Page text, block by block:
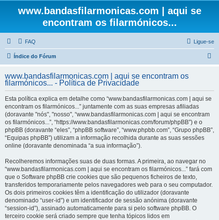
www.bandasfilarmonicas.com | aqui se
encontram os filarmónicos...
FAQ Ligue-se
Índice do Fórum
q
www.bandasfilarmonicas.com | aqui se encontram os
filarmónicos... - Política de Privacidade
Esta política explica em detalhe como “www.bandasfilarmonicas.com | aqui se
encontram os filarmónicos...” juntamente com as suas empresas afiliadas
(doravante "nós", "nosso", “www.bandasfilarmonicas.com | aqui se encontram
os filarmónicos...”, “https://www.bandasfilarmonicas.com/forum/phpBB”) e o
phpBB (doravante “eles”, “phpBB software”, “www.phpbb.com”, “Grupo phpBB”,
“Equipas phpBB”) utilizam a informação recolhida durante as suas sessões
online (doravante denominada “a sua informação”).
Recolheremos informações suas de duas formas. A primeira, ao navegar no
“www.bandasfilarmonicas.com | aqui se encontram os filarmónicos...” fará com
que o Software phpBB crie cookies que são pequenos ficheiros de texto,
transferidos temporariamente pelos navegadores web para o seu computador.
Os dois primeiros cookies têm a identificação do utilizador (doravante
denominado “user-id”) e um identificador de sessão anónima (doravante
“session-id”), assinado automaticamente para si pelo software phpBB. O
terceiro cookie será criado sempre que tenha tópicos lidos em